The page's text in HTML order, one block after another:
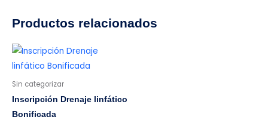
Productos relacionados
Sin categorizar
Inscripción Drenaje linfático
Bonificada